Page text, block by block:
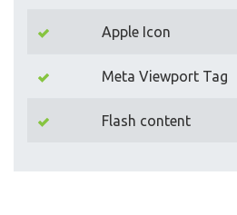
Apple Icon
Meta Viewport Tag
Flash content